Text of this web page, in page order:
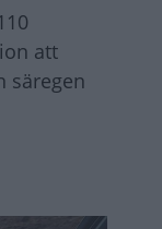
att
säregen